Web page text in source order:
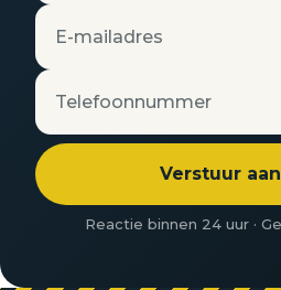
E-mailadres
Telefoonnummer
Verstuur
Reactie binnen 24 uur ·